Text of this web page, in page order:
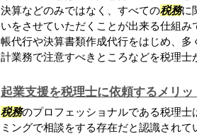
決算などのみではなく、すべての税務に
いをさせていただくことが出来る仕組み
帳代行や決算書類作成代行をはじめ、
計業務で注意すべきところなどを税理士
起業支援を税理士に依頼するメリッ
税務のプロフェッショナルである税理
ミングで相談をする存在だと認識され